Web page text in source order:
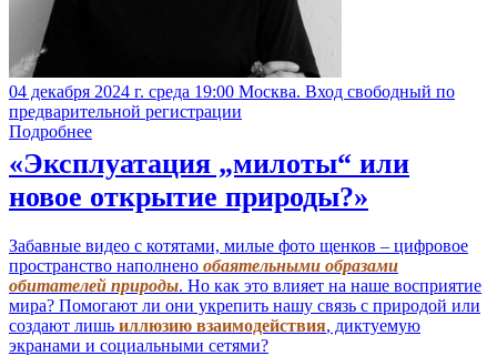
04 декабря 2024 г. среда 19:00 Москва. Вход свободный по
предварительной регистрации
Подробнее
«Эксплуатация „милоты“ или
новое открытие природы?»
Забавные видео с котятами, милые фото щенков – цифровое
пространство наполнено обаятельными образами
обитателей природы. Но как это влияет на наше восприятие
мира? Помогают ли они укрепить нашу связь с природой или
создают лишь иллюзию взаимодействия, диктуемую
экранами и социальными сетями?